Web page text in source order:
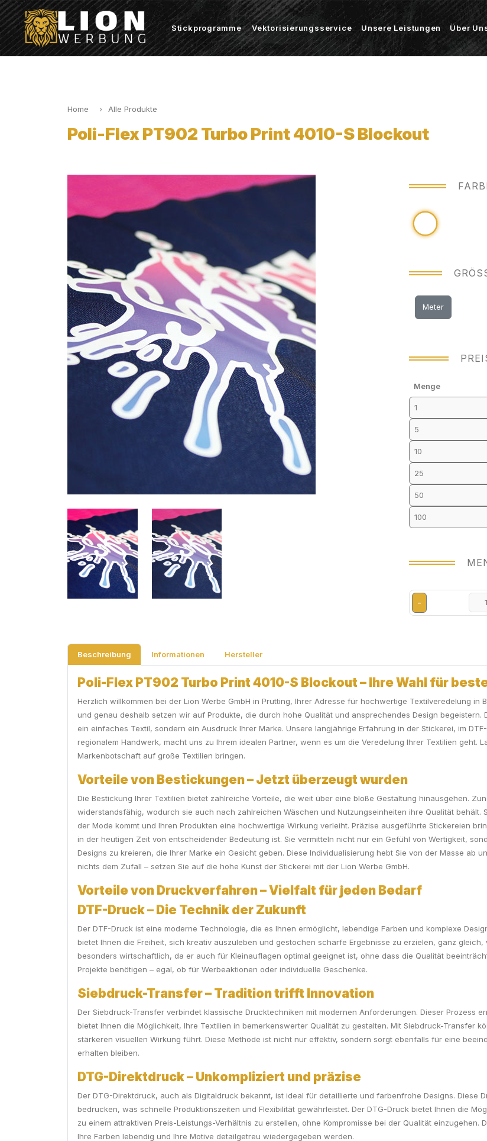
Stickprogramme Vektorisierungsservice Unsere Leistungen Über
Home Alle Produkte
Poli-Flex PT902 Turbo Print 4010-S Blockout
Meter
Menge
1
5
10
25
50
100
-
Beschreibung Informationen Hersteller
Poli-Flex PT902 Turbo Print 4010-S Blockout – Ihre Wahl für
Herzlich willkommen bei der Lion Werbe GmbH in Prutting, Ihrer Adresse für hochwertige Textilveredelung
und genau deshalb setzen wir auf Produkte, die durch hohe Qualität und ansprechendes Design begeistern.
ein einfaches Textil, sondern ein Ausdruck Ihrer Marke. Unsere langjährige Erfahrung in der Stickerei, im
regionalem Handwerk, macht uns zu Ihrem idealen Partner, wenn es um die Veredelung Ihrer Textilien geht.
Markenbotschaft auf große Textilien bringen.
Vorteile von Bestickungen – Jetzt überzeugt wurden
Die Bestickung Ihrer Textilien bietet zahlreiche Vorteile, die weit über eine bloße Gestaltung hinausgehen.
widerstandsfähig, wodurch sie auch nach zahlreichen Wäschen und Nutzungseinheiten ihre Qualität behält.
der Mode kommt und Ihren Produkten eine hochwertige Wirkung verleiht. Präzise ausgeführte Stickereien
in der heutigen Zeit von entscheidender Bedeutung ist. Sie vermitteln nicht nur ein Gefühl von Wertigkeit,
Designs zu kreieren, die Ihrer Marke ein Gesicht geben. Diese Individualisierung hebt Sie von der Masse ab
nichts dem Zufall – setzen Sie auf die hohe Kunst der Stickerei mit der Lion Werbe GmbH.
Vorteile von Druckverfahren – Vielfalt für jeden Bedarf
DTF-Druck – Die Technik der Zukunft
Der DTF-Druck ist eine moderne Technologie, die es Ihnen ermöglicht, lebendige Farben und komplexe
bietet Ihnen die Freiheit, sich kreativ auszuleben und gestochen scharfe Ergebnisse zu erzielen, ganz
besonders wirtschaftlich, da er auch für Kleinauflagen optimal geeignet ist, ohne dass die Qualität
Projekte benötigen – egal, ob für Werbeaktionen oder individuelle Geschenke.
Siebdruck-Transfer – Tradition trifft Innovation
Der Siebdruck-Transfer verbindet klassische Drucktechniken mit modernen Anforderungen. Dieser Prozess
bietet Ihnen die Möglichkeit, Ihre Textilien in bemerkenswerter Qualität zu gestalten. Mit Siebdruck-Transfer
stärkeren visuellen Wirkung führt. Diese Methode ist nicht nur effektiv, sondern sorgt ebenfalls für eine
erhalten bleiben.
DTG-Direktdruck – Unkompliziert und präzise
Der DTG-Direktdruck, auch als Digitaldruck bekannt, ist ideal für detaillierte und farbenfrohe Designs. Diese
bedrucken, was schnelle Produktionszeiten und Flexibilität gewährleistet. Der DTG-Druck bietet Ihnen die
zu einem attraktiven Preis-Leistungs-Verhältnis zu erstellen, ohne Kompromisse bei der Qualität
Ihre Farben lebendig und Ihre Motive detailgetreu wiedergegeben werden.